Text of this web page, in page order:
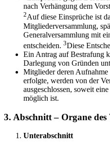
nach Verhängung dem
2Auf diese Einsprüche ist
Mitgliederversammlung,
Generalversammlung mit
entscheiden. 3Diese
Ein Antrag auf Bestrafung
Darlegung von Gründen
Mitglieder deren Aufnahme
erfolgte, werden von der
ausgeschlossen, soweit
möglich ist.
3. Abschnitt – Organe des
Unterabschnitt